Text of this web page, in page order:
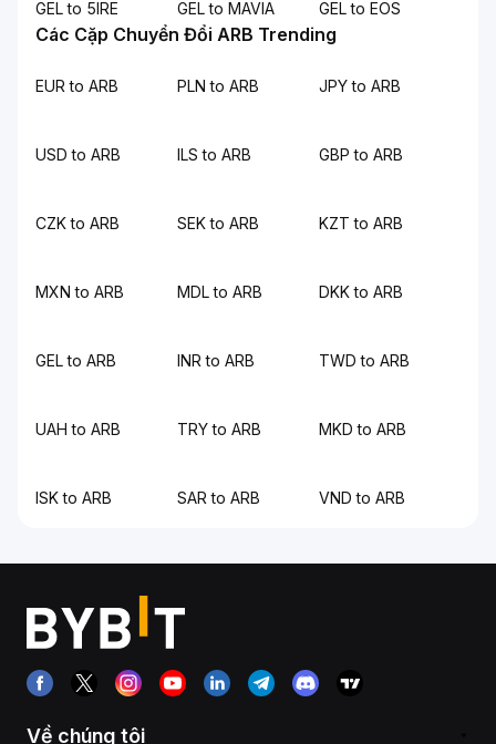
GEL to 5IRE GEL to MAVIA GEL to EOS
Các Cặp Chuyển Đổi ARB Trending
EUR to ARB PLN to ARB JPY to ARB
USD to ARB ILS to ARB GBP to ARB
CZK to ARB SEK to ARB KZT to ARB
MXN to ARB MDL to ARB DKK to ARB
GEL to ARB INR to ARB TWD to ARB
UAH to ARB TRY to ARB MKD to ARB
ISK to ARB SAR to ARB VND to ARB
Về chúng tôi